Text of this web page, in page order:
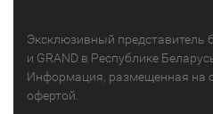
Эксклюзивный представитель
и GRAND в Республике
Информация, размещенная на
офертой.